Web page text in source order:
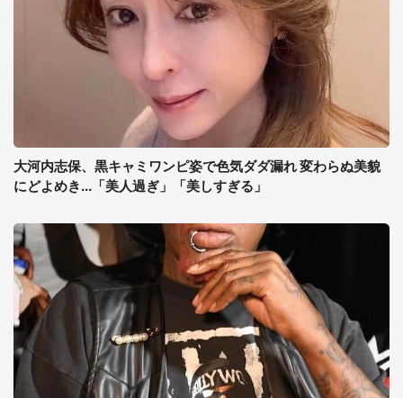
大河内志保、黒キャミワンピ姿で色気ダダ漏れ 変わらぬ美貌
にどよめき...「美人過ぎ」「美しすぎる」